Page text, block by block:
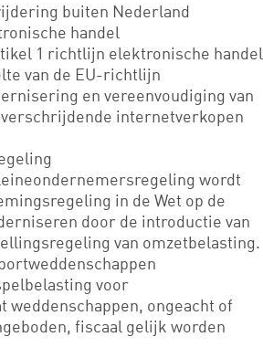
buiten Nederland
handel
1 richtlijn elektronische handel
van de EU-richtlijn
en vereenvoudiging van
internetverkopen
wordt
in de Wet op de
door de introductie van
van omzetbelasting.
voor
weddenschappen, ongeacht of
fiscaal gelijk worden